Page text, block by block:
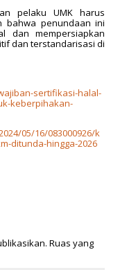
pelaku UMK harus
bahwa penundaan ini
dan mempersiapkan
dan terstandarisasi di
sertifikasi-halal-
keberpihakan-
05/16/083000926/k
ditunda-hingga-2026
Ruas yang